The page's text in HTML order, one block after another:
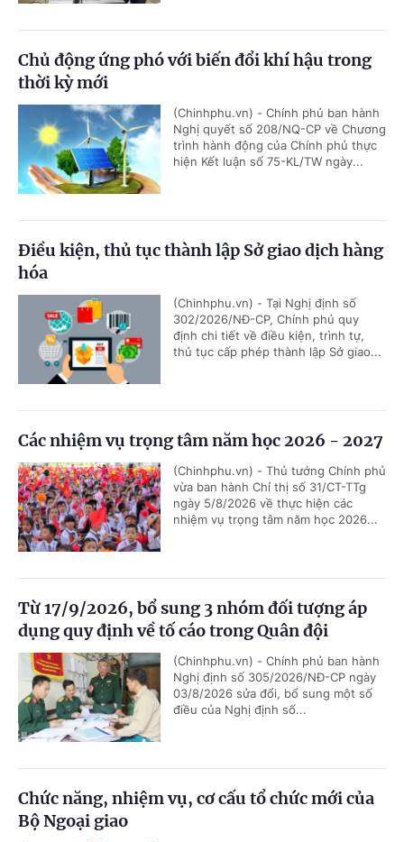
Chủ động ứng phó với biến đổi khí hậu trong
thời kỳ mới
(Chinhphu.vn) - Chính phủ ban hành
Nghị quyết số 208/NQ-CP về Chương
trình hành động của Chính phủ thực
hiện Kết luận số 75-KL/TW ngày...
Điều kiện, thủ tục thành lập Sở giao dịch hàng
hóa
(Chinhphu.vn) - Tại Nghị định số
302/2026/NĐ-CP, Chính phủ quy
định chi tiết về điều kiện, trình tự,
thủ tục cấp phép thành lập Sở giao...
Các nhiệm vụ trọng tâm năm học 2026 - 2027
(Chinhphu.vn) - Thủ tướng Chính phủ
vừa ban hành Chỉ thị số 31/CT-TTg
ngày 5/8/2026 về thực hiện các
nhiệm vụ trọng tâm năm học 2026...
Từ 17/9/2026, bổ sung 3 nhóm đối tượng áp
dụng quy định về tố cáo trong Quân đội
(Chinhphu.vn) - Chính phủ ban hành
Nghị định số 305/2026/NĐ-CP ngày
03/8/2026 sửa đổi, bổ sung một số
điều của Nghị định số...
Chức năng, nhiệm vụ, cơ cấu tổ chức mới của
Bộ Ngoại giao